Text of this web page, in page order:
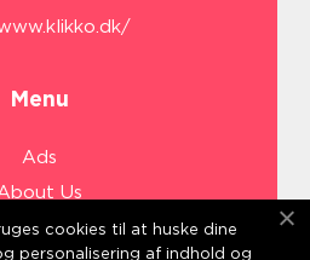
Menu
Ads
Us
Cookiescookies til at huske dine
personalisering af indhold og